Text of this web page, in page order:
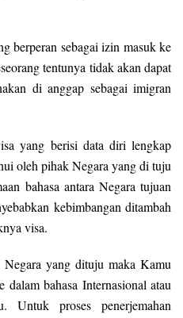
berperan sebagai izin masuk ke
tentunya tidak akan dapat
di anggap sebagai imigran
yang berisi data diri lengkap
oleh pihak Negara yang di tuju
bahasa antara Negara tujuan
kebimbangan ditambah
visa.
Negara yang dituju maka Kamu
bahasa Internasional atau
Untuk proses penerjemahan